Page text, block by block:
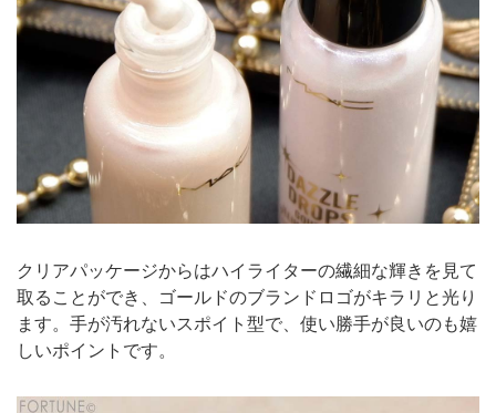
クリアパッケージからはハイライターの繊細な輝きを見て
取ることができ、ゴールドのブランドロゴがキラリと光り
ます。手が汚れないスポイト型で、使い勝手が良いのも嬉
しいポイントです。